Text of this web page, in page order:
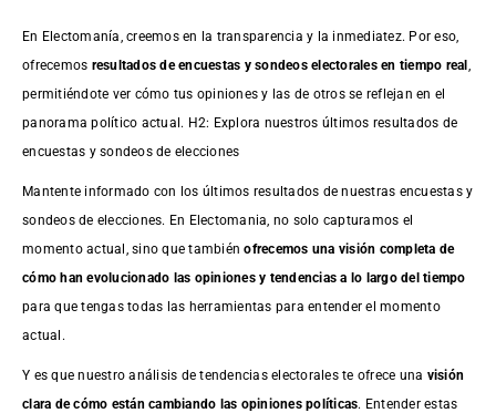
En Electomanía, creemos en la transparencia y la inmediatez. Por eso,
ofrecemos resultados deencuestas y sondeos electorales en tiempo real
permitiéndote ver cómo tus opiniones y las de otros se reflejan en el
panorama político actual. H2: Explora nuestros últimos resultados de
encuestas y sondeos de elecciones
Mantente informado con los últimos resultados de nuestras encuestasy
sondeos de elecciones. En Electomania, no solo capturamos el
momento actual, sino que tambiénofrecemos una visión completa de
cómo han evolucionado las opiniones y tendencias a lo largo del tiempo
para que tengas todas las herramientas para entender el momento
actual.
Y es que nuestro análisis de tendencias electorales te ofrece una visión
clara de cómo están cambiando las opiniones políticas. Entender estas